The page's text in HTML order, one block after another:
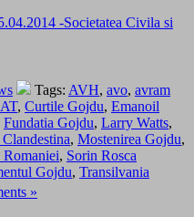
Tags: AVH, avo, avram
, Curtile Gojdu, Emanoil
Fundatia Gojdu, Larry Watts,
, Mostenirea Gojdu,
Romaniei, Sorin Rosca
Gojdu, Transilvania
»